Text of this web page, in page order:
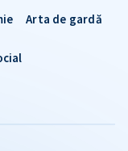
Arta de gardă